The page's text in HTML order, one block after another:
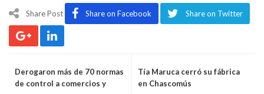
Share Post Share on Facebook Share on Twitter
Derogaron más de 70 normas
de control a comercios y
Tía Maruca cerró su fábrica
en Chascomús